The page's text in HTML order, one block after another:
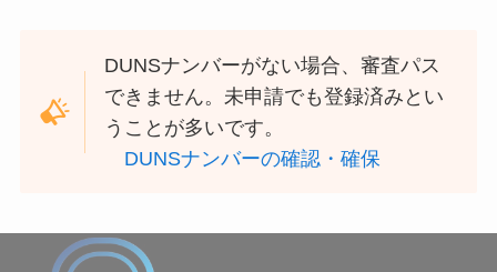
DUNSナンバーがない場合、審査パス
できません。未申請でも登録済みとい
うことが多いです。
DUNSナンバーの確認・確保